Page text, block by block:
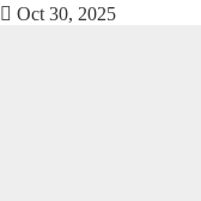
Oct 30, 2025